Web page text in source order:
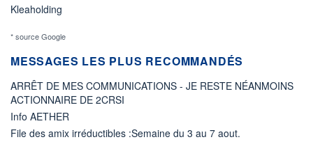
Kleaholding
* source Google
MESSAGES LES PLUS RECOMMANDÉS
ARRÊT DE MES COMMUNICATIONS - JE RESTE NÉANMOINS
ACTIONNAIRE DE 2CRSI
Info AETHER
File des amix irréductibles :Semaine du 3 au 7 aout.